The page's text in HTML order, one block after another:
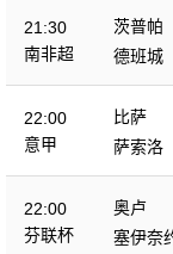
21:30
南非超
茨普帕
德班城
22:00
意甲
比萨
萨索洛
22:00
芬联杯
奥卢
塞伊奈